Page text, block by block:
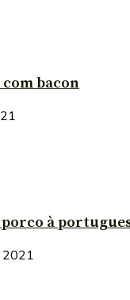
bacon
porco à
2021